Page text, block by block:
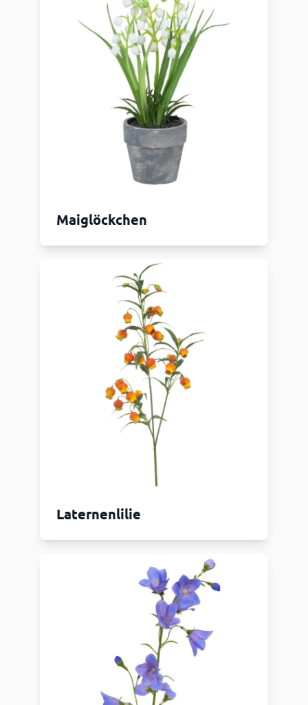
Maiglöckchen
Laternenlilie